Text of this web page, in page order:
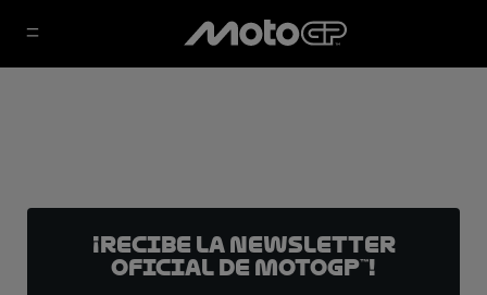
¡Recibe la Newsletter
oficial de MotoGP™!